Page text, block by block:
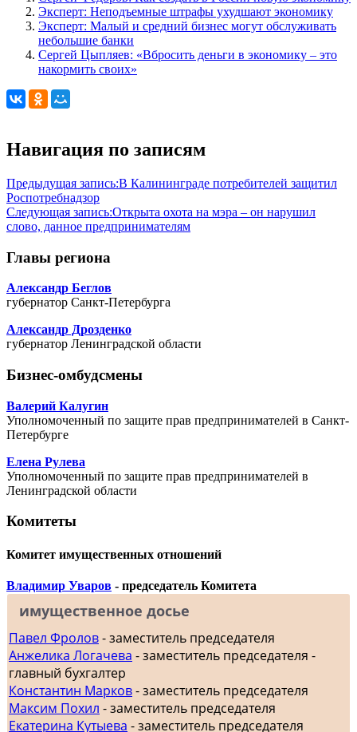
Эксперт: Неподъемные штрафы ухудшают экономику
Эксперт: Малый и средний бизнес могут обслуживать
небольшие банки
Сергей Цыпляев: «Вбросить деньги в экономику – это
накормить своих»
Навигация по записям
Предыдущая запись:В Калининграде потребителей защитил
Роспотребнадзор
Следующая запись:Открыта охота на мэра – он нарушил
слово, данное предпринимателям
Главы региона
Александр Беглов
губернатор Санкт-Петербурга
Александр Дрозденко
губернатор Ленинградской области
Бизнес-омбудсмены
Валерий Калугин
Уполномоченный по защите прав предпринимателей в Санкт-
Петербурге
Елена Рулева
Уполномоченный по защите прав предпринимателей в
Ленинградской области
Комитеты
Комитет имущественных отношений
Владимир Уваров - председатель Комитета
имущественное досье
Павел Фролов- заместитель председателя
Анжелика Логачева - заместитель председателя -
главный бухгалтер
Константин Марков- заместитель председателя
Максим Похил - заместитель председателя
Екатерина Кутыева - заместитель председателя